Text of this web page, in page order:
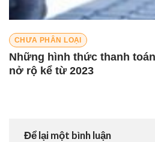
CHƯA PHÂN LOẠI
Những hình thức thanh
nở rộ kể từ 2023
Để lại một bình luận